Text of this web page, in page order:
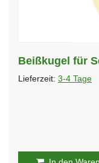
Beißkugel für
Lieferzeit: 3-4 Tage